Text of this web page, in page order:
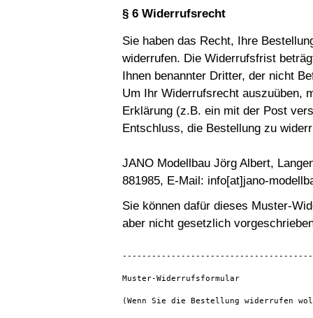
§ 6 Widerrufsrecht
Sie haben das Recht, Ihre
widerrufen. Die Widerrufsfrist
Ihnen benannter Dritter, der nicht
Um Ihr Widerrufsrecht auszuüben,
Erklärung (z.B. ein mit der Post
Entschluss, die Bestellung zu
JANO Modellbau Jörg Albert,
881985, E-Mail: info[at]jano-
Sie können dafür dieses Muster-
aber nicht gesetzlich
Muster-Widerrufsformular
(Wenn Sie die Bestellung widerrufen